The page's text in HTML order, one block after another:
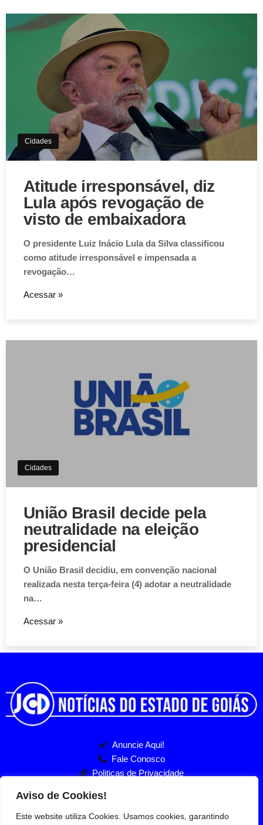
Aviso de Cookies!
Este website utiliza Cookies. Usamos cookies, garantindo
experiência única em nosso site.
Cidades
Atitude irresponsável, diz
Lula após revogação de
visto de embaixadora
O presidente Luiz Inácio Lula da Silva classificou
como atitude irresponsável e impensada a
revogação…
Acessar »
Cidades
União Brasil decide pela
neutralidade na eleição
presidencial
O União Brasil decidiu, em convenção nacional
realizada nesta terça-feira (4) adotar a neutralidade
na…
Acessar »
Anuncie Aqui!
Fale Conosco
Politicas de Privacidade